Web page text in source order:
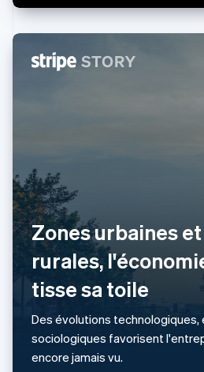
Zones urbaines
rurales,
tisse sa toile
Des évolutions
sociologiques favorisent
encore jamais vu.
Mexique
English
Nouvelle-Zélande
Português
R.A.S. de Hong Kong, Chine
English 简体中文
République tchèque
English
Roumanie
English
Royaume-Uni
English
Singapour
English简体中文
Slovaquie